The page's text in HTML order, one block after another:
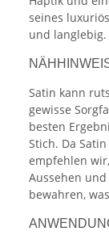
seines
und langlebig.
Satin kann
gewisse
besten
Stich. Da
empfehlen
Aussehen
bewahren,